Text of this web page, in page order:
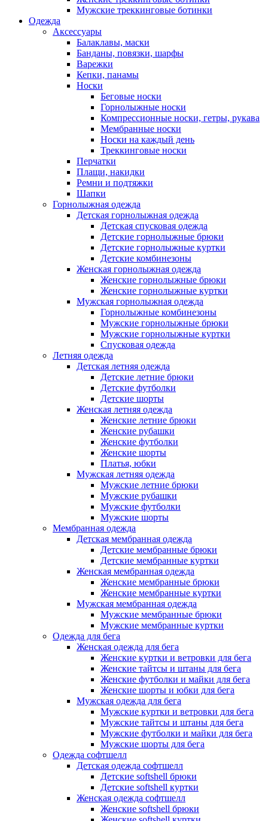
Мужские треккинговые ботинки
Одежда
Аксессуары
Балаклавы, маски
Банданы, повязки, шарфы
Варежки
Кепки, панамы
Носки
Беговые носки
Горнолыжные носки
Компрессионные носки, гетры, рукава
Мембранные носки
Носки на каждый день
Треккинговые носки
Перчатки
Плащи, накидки
Ремни и подтяжки
Шапки
Горнолыжная одежда
Детская горнолыжная одежда
Детская спусковая одежда
Детские горнолыжные брюки
Детские горнолыжные куртки
Детские комбинезоны
Женская горнолыжная одежда
Женские горнолыжные брюки
Женские горнолыжные куртки
Мужская горнолыжная одежда
Горнолыжные комбинезоны
Мужские горнолыжные брюки
Мужские горнолыжные куртки
Спусковая одежда
Летняя одежда
Детская летняя одежда
Детские летние брюки
Детские футболки
Детские шорты
Женская летняя одежда
Женские летние брюки
Женские рубашки
Женские футболки
Женские шорты
Платья, юбки
Мужская летняя одежда
Мужские летние брюки
Мужские рубашки
Мужские футболки
Мужские шорты
Мембранная одежда
Детская мембранная одежда
Детские мембранные брюки
Детские мембранные куртки
Женская мембранная одежда
Женские мембранные брюки
Женские мембранные куртки
Мужская мембранная одежда
Мужские мембранные брюки
Мужские мембранные куртки
Одежда для бега
Женская одежда для бега
Женские куртки и ветровки для бега
Женские тайтсы и штаны для бега
Женские футболки и майки для бега
Женские шорты и юбки для бега
Мужская одежда для бега
Мужские куртки и ветровки для бега
Мужские тайтсы и штаны для бега
Мужские футболки и майки для бега
Мужские шорты для бега
Одежда софтшелл
Детская одежда софтшелл
Детские softshell брюки
Детские softshell куртки
Женская одежда софтшелл
Женские softshell брюки